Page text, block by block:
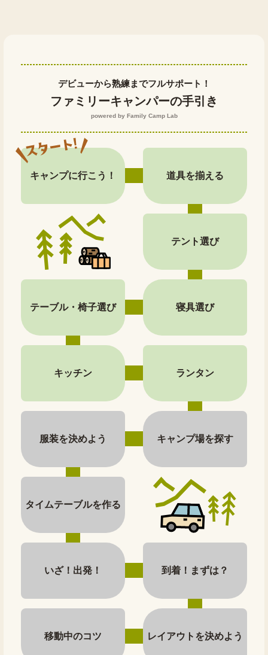
デビューから熟練までフルサポート！
ファミリーキャンパーの手引き
powered by Family Camp Lab
キャンプに行こう！ 道具を揃える
テント選び
テーブル・椅子選び 寝具選び
キッチン ランタン
服装を決めよう キャンプ場を探す
タイムテーブルを作る
いざ！出発！ 到着！まずは？
移動中のコツ レイアウトを決めよう